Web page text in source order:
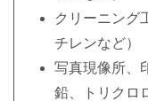
クリーニング
チレンなど）
写真現像所、
鉛、トリクロ